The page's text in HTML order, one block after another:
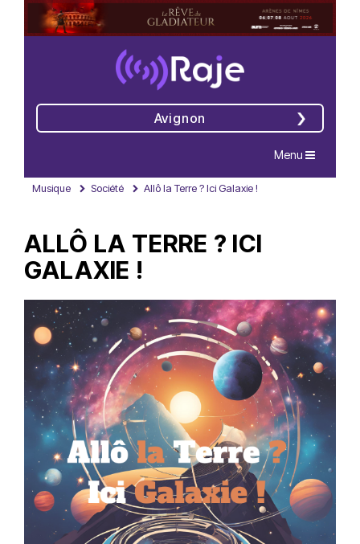
Avignon
Navigation
Menu
Musique Société Allô la Terre ? Ici Galaxie !
ALLÔ LA TERRE ? ICI
GALAXIE !